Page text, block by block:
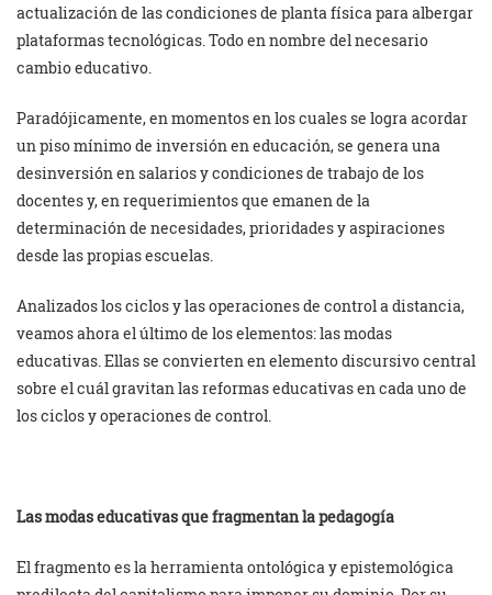
actualización de las condiciones de planta física para albergar
plataformas tecnológicas. Todo en nombre del necesario
cambio educativo.
Paradójicamente, en momentos en los cuales se logra acordar
un piso mínimo de inversión en educación, se genera una
desinversión en salarios y condiciones de trabajo de los
docentes y, en requerimientos que emanen de la
determinación de necesidades, prioridades y aspiraciones
desde las propias escuelas.
Analizados los ciclos y las operaciones de control a distancia,
veamos ahora el último de los elementos: las modas
educativas. Ellas se convierten en elemento discursivo central
sobre el cuál gravitan las reformas educativas en cada uno de
los ciclos y operaciones de control.
Las modas educativas que fragmentan la pedagogía
El fragmento es la herramienta ontológica y epistemológica